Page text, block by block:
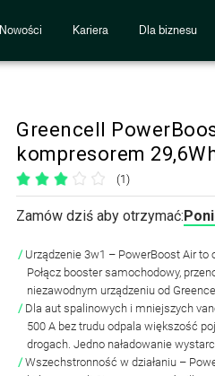
Nowości Kariera Dla biznesu
Greencell
kompresorem
(1)
Zamów dziś aby otrzymać:
Urządzenie 3w1 – PowerBoost Air to
Połącz booster samochodowy,
niezawodnym urządzeniu od Greencell
Dla aut spalinowych i mniejszych
500 A bez trudu odpala większość
drogach. Jedno naładowanie
Wszechstronność w działaniu –